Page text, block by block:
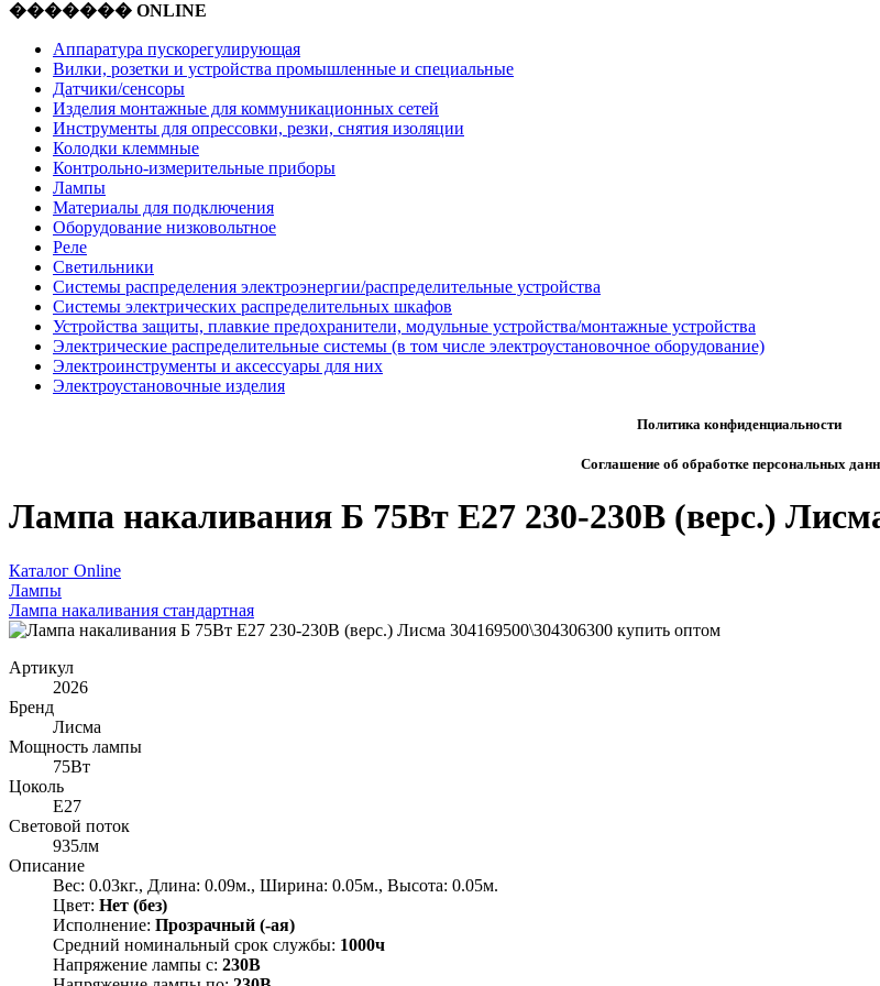
������� ONLINE
Аппаратура пускорегулирующая
Вилки, розетки и устройства промышленные и специальные
Датчики/сенсоры
Изделия монтажные для коммуникационных сетей
Инструменты для опрессовки, резки, снятия изоляции
Колодки клеммные
Контрольно-измерительные приборы
Лампы
Материалы для подключения
Оборудование низковольтное
Реле
Светильники
Системы распределения электроэнергии/распределительные устройства
Системы электрических распределительных шкафов
Устройства защиты, плавкие предохранители, модульные устройства/монтажные устройства
Электрические распределительные системы (в том числе электроустановочное оборудование)
Электроинструменты и аксессуары для них
Электроустановочные изделия
Политика конфиденциальности
Соглашение об обработке персональных
Лампа накаливания Б 75Вт E27 230-230В (верс.)
Каталог Online
Лампы
Лампа накаливания стандартная
Артикул
2026
Бренд
Лисма
Мощность лампы
75Вт
Цоколь
E27
Световой поток
935лм
Описание
Вес: 0.03кг., Длина: 0.09м., Ширина: 0.05м., Высота: 0.05м.
Цвет: Нет (без)
Исполнение: Прозрачный (-ая)
Средний номинальный срок службы: 1000ч
Напряжение лампы с: 230В